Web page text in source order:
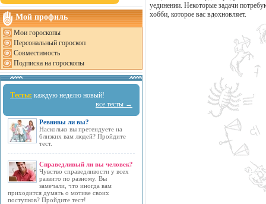
Мой профиль
Мои гороскопы
Персональный гороскоп
Совместимость
Подписка на гороскопы
Тесты: каждую неделю новый!
все тесты →
Ревнивы ли вы?
Насколько вы претендуете на
близких вам людей? Пройдите
тест.
Справедливый ли вы человек?
Чувство справедливости у всех
развито по разному. Вы
замечали, что иногда вам
приходится думать о мотиве своих
поступков? Пройдите тест!
уединении. Некоторые задачи
хобби, которое вас вдохновляет.